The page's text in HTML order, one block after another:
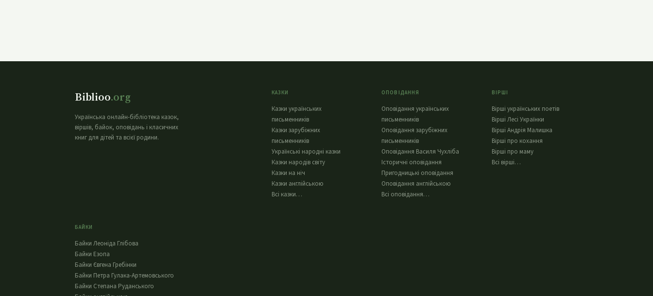
Biblioo.org
Українська онлайн-бібліотека казок,
віршів, байок, оповідань і класичних
книг для дітей та всієї родини.
КАЗКИ
Казки українських
письменників
Казки зарубіжних
письменників
Українські народні казки
Казки народів світу
Казки на ніч
Казки англійською
Всі казки…
ОПОВІДАННЯ
Оповідання українських
письменників
Оповідання зарубіжних
письменників
Оповідання Василя Чухліба
Історичні оповідання
Пригодницькі оповідання
Оповідання англійською
Всі оповідання…
ВІРШІ
Вірші українських поетів
Вірші Лесі Українки
Вірші Андрія Малишка
Вірші про кохання
Вірші про маму
Всі вірші…
БАЙКИ
Байки Леоніда Глібова
Байки Езопа
Байки Євгена Гребінки
Байки Петра Гулака-Артемовського
Байки Степана Руданського